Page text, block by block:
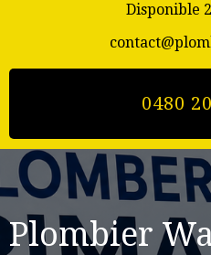
Disponible
0480
Plombier